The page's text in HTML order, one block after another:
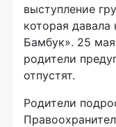
выступление
которая
Бамбук». 25
родители
отпустят.
Родители